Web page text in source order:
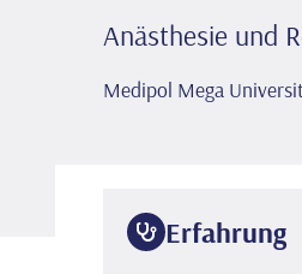
Anästhesie und
Medipol Mega
Erfahrung